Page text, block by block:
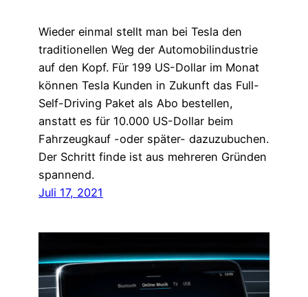
Wieder einmal stellt man bei Tesla den
traditionellen Weg der Automobilindustrie
auf den Kopf. Für 199 US-Dollar im Monat
können Tesla Kunden in Zukunft das Full-
Self-Driving Paket als Abo bestellen,
anstatt es für 10.000 US-Dollar beim
Fahrzeugkauf -oder später- dazuzubuchen.
Der Schritt finde ist aus mehreren Gründen
spannend.
Juli 17, 2021